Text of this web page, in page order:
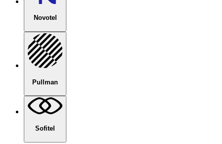
Novotel
Pullman
Sofitel